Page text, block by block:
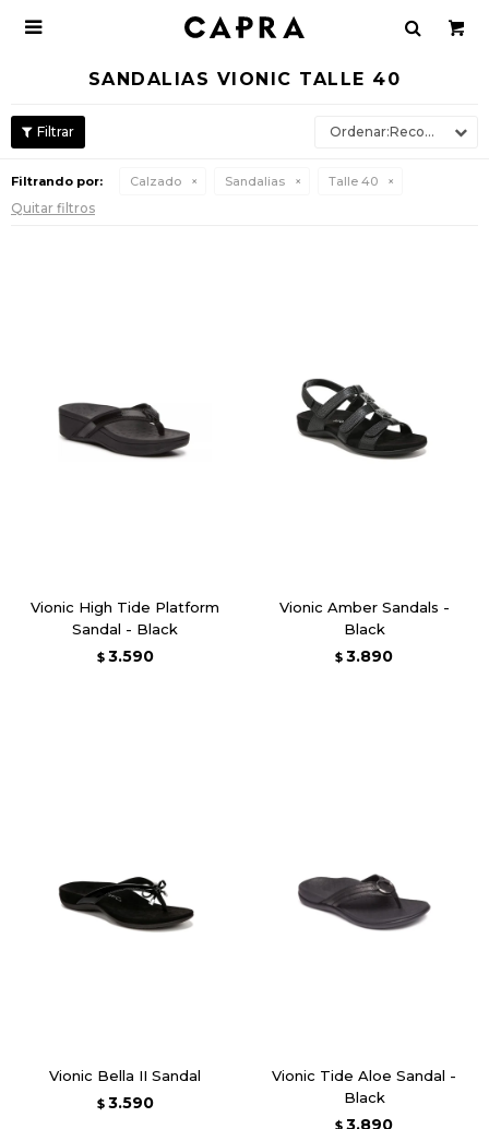

SANDALIAS VIONIC TALLE 40
Recomendados
Filtrando por: Calzado Sandalias Talle 40
Quitar filtros
Vionic High Tide Platform
Sandal - Black
$ 3.590
Vionic Amber Sandals -
Black
$ 3.890
Vionic Bella II Sandal
$ 3.590
Vionic Tide Aloe Sandal -
Black
$ 3.890